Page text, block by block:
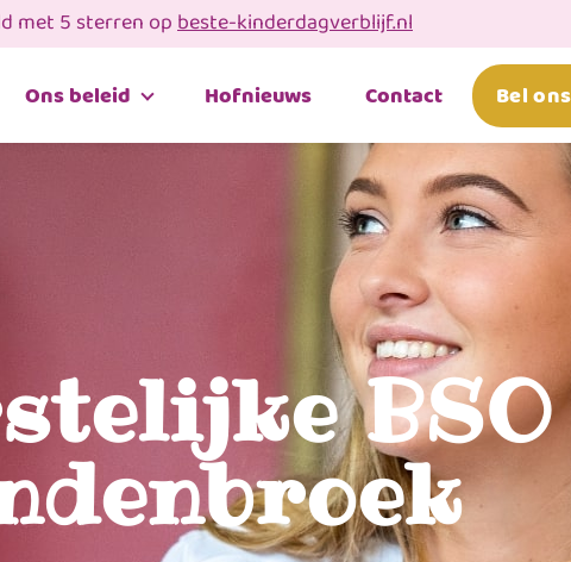
met 5 sterren opbeste-kinderdagverblijf.nl
Bel
Ons beleid Hofnieuws Contact